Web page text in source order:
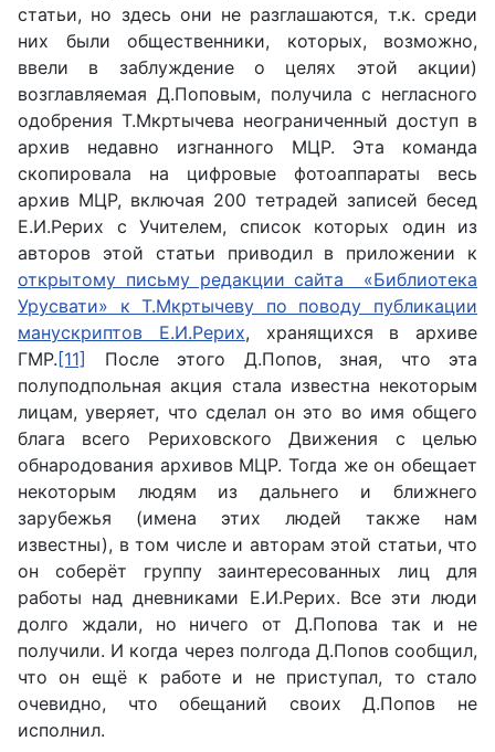
статьи, но здесь они не разглашаются, т.к. среди
них были общественники, которых, возможно,
ввели в заблуждение о целях этой акции)
возглавляемая Д.Поповым, получила с негласного
одобрения Т.Мкртычева неограниченный доступ в
архив недавно изгнанного МЦР. Эта команда
скопировала на цифровые фотоаппараты весь
архив МЦР, включая 200 тетрадей записей бесед
Е.И.Рерих с Учителем, список которых один из
авторов этой статьи приводил в приложении к
открытому письму редакции сайта «Библиотека
Урусвати» к Т.Мкртычеву по поводу публикации
манускриптов Е.И.Рерих, хранящихся в архиве
ГМР.[11] После этого Д.Попов, зная, что эта
полуподпольная акция стала известна некоторым
лицам, уверяет, что сделал он это во имя общего
блага всего Рериховского Движения с целью
обнародования архивов МЦР. Тогда же он обещает
некоторым людям из дальнего и ближнего
зарубежья (имена этих людей также нам
известны), в том числе и авторам этой статьи, что
он соберёт группу заинтересованных лиц для
работы над дневниками Е.И.Рерих. Все эти люди
долго ждали, но ничего от Д.Попова так и не
получили. И когда через полгода Д.Попов сообщил,
что он ещё к работе и не приступал, то стало
очевидно, что обещаний своих Д.Попов не
исполнил.